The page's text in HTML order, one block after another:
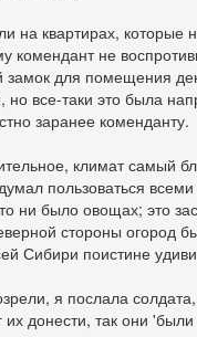
на квартирах,
не
для помещения
все-таки это была
заранее коменданту.
климат самый
пользоваться
ни было овощах; это
стороны огород
Сибири поистине
я послала
их донести, так они